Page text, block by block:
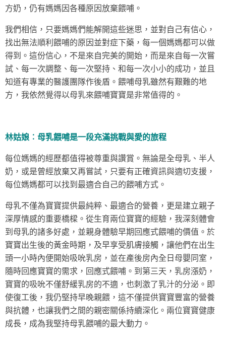
方奶，仍有媽媽因各種原因放棄餵哺。
我們相信，只要媽媽們能解開這些迷思，並對自己有信心，
找出無法順利餵哺的原因並對症下藥，每一個媽媽都可以做
得到。這份信心，不是來自完美的開始，而是來自每一次嘗
試、每一次調整、每一次堅持、和每一次小小的成功，並且
知道有專業的醫護團隊作後盾。餵哺母乳雖然有艱難的地
方，我依然覺得以母乳來餵哺寶寶是非常值得的。
林姑娘︰母乳餵哺是一段充滿挑戰與愛的旅程
每位媽媽的經歷都值得被尊重與讚賞。無論是全母乳、半人
奶，或是曾經放棄又再嘗試，只要有正確資訊與適切支援，
每位媽媽都可以找到最適合自己的餵哺方式。
母乳不僅為寶寶提供最純粹、最適合的營養，更是建立親子
深厚情感的重要橋樑。從生育兩位寶寶的經驗，我深刻體會
到母乳的諸多好處，並親身體驗早期回應式餵哺的價值。於
寶寶出生後的黃金時期，及早享受肌膚接觸，讓他們在出生
頭一小時內便開始吸吮乳房，並在產後房內全日母嬰同室，
隨時回應寶寶的需求，回應式餵哺。到第三天，乳房漲奶，
寶寶的吸吮不僅舒緩乳房的不適，也刺激了乳汁的分泌。即
使復工後，我仍堅持早晚親餵，這不僅提供寶寶豐富的營養
與抗體，也讓我們之間的親密關係持續深化。兩位寶寶健康
成長，成為我堅持母乳餵哺的最大動力。